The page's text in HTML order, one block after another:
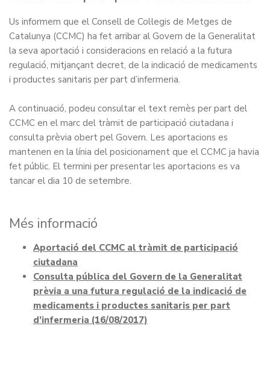
Us informem que el Consell de Col·legis de Metges de
Catalunya (CCMC) ha fet arribar al Govern de la Generalitat
la seva aportació i consideracions en relació a la futura
regulació, mitjançant decret, de la indicació de medicaments
i productes sanitaris per part d’infermeria.
A continuació, podeu consultar el text remès per part del
CCMC en el marc del tràmit de participació ciutadana i
consulta prèvia obert pel Govern. Les aportacions es
mantenen en la línia del posicionament que el CCMC ja havia
fet públic. El termini per presentar les aportacions es va
tancar el dia 10 de setembre.
Més informació
Aportació del CCMC al tràmit de participació
ciutadana
Consulta pública del Govern de la Generalitat
prèvia a una futura regulació de la indicació de
medicaments i productes sanitaris per part
d’infermeria (16/08/2017)